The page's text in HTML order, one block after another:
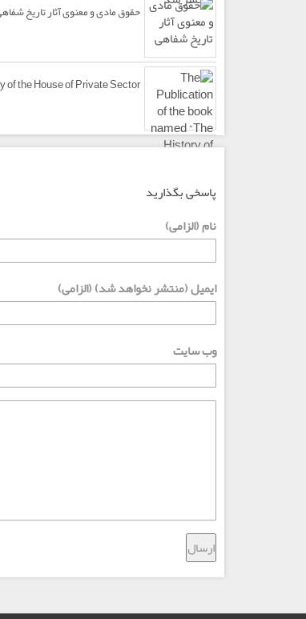
حقوق مادی و معنوی آثار تاریخ
the House of Private Sector”
پاسخی بگذارید
نام (الزامی)
ایمیل (منتشر نخواهد شد) (الزامی)
وب سایت